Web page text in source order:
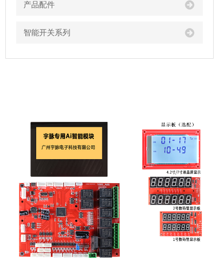
产品配件
智能开关系列